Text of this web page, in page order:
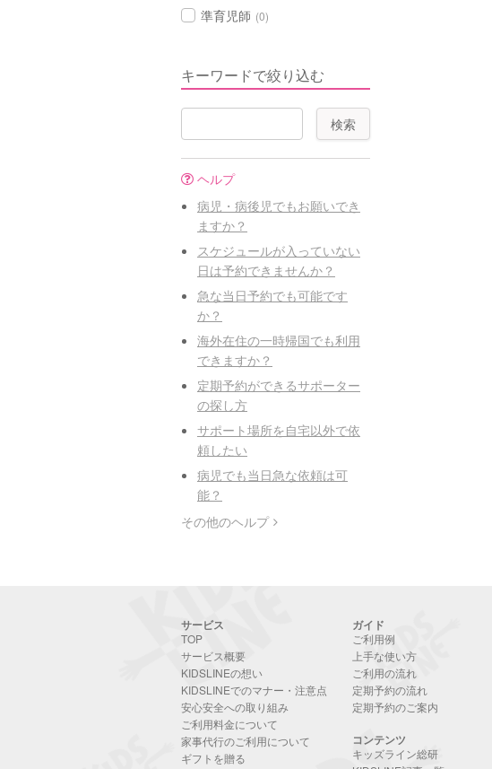
準育児師 (0)
キーワードで絞り込む
ヘルプ
病児・病後児でもお願いでき
ますか？
スケジュールが入っていない
日は予約できませんか？
急な当日予約でも可能です
か？
海外在住の一時帰国でも利用
できますか？
定期予約ができるサポーター
の探し方
サポート場所を自宅以外で依
頼したい
病児でも当日急な依頼は可
能？
その他のヘルプ
サービス
TOP
サービス概要
KIDSLINEの想い
KIDSLINEでのマナー・注意点
安心安全への取り組み
ご利用料金について
家事代行のご利用について
ギフトを贈る
ガイド
ご利用例
上手な使い方
ご利用の流れ
定期予約の流れ
定期予約のご案内
コンテンツ
キッズライン総研